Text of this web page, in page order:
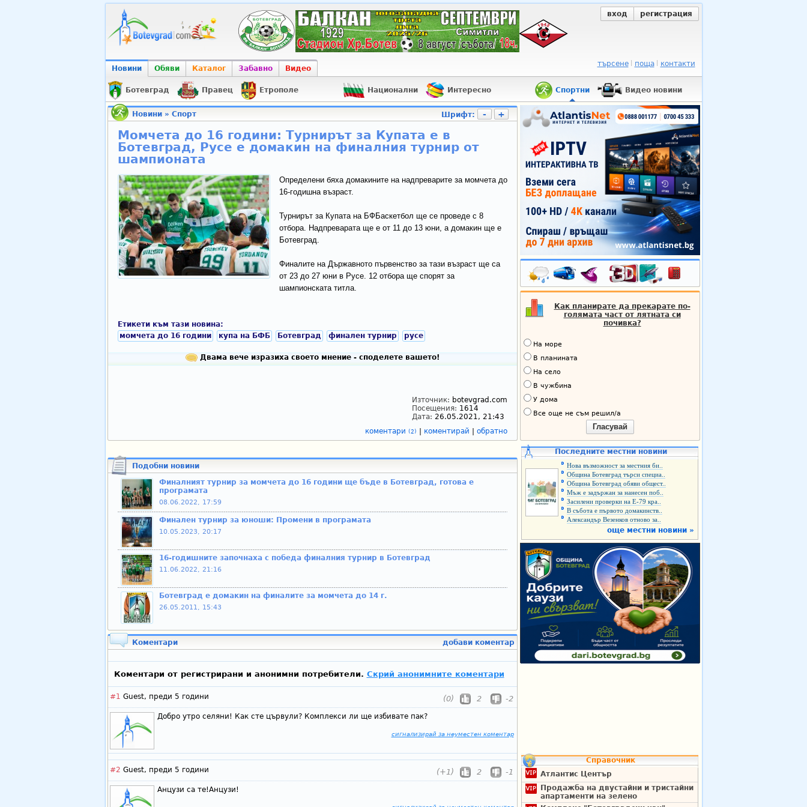
вход регистрация
Новини Обяви Каталог Забавно Видео
търсене поща контакти
Ботевград Правец Етрополе Национални Интересно Спортни Видео новини
Новини» Спорт Шрифт: - +
Момчета до 16 години: Турнирът за Купата е в
Ботевград, Русе е домакин на финалния турнир от
шампионата
Определени бяха домакините на надпреварите за момчета до
16-годишна възраст.
Турнирът за Купата на БФБаскетбол ще се проведе с 8
отбора. Надпреварата ще е от 11 до 13 юни, а домакин ще е
Ботевград.
Финалите на Държавното първенство за тази възраст ще са
от 23 до 27 юни в Русе. 12 отбора ще спорят за
шампионската титла.
Етикети към тази новина:
момчета до 16 години
купа на БФБ Ботевград финален турнир русе
Двама вече изразиха своето мнение - споделете вашето!
Източник: botevgrad.com
Посещения: 1614
Дата: 26.05.2021, 21:43
коментари (2) коментирай обратно
Подобни новини
Финалният турнир за момчета до 16 години ще бъде в Ботевград, готова е
програмата
08.06.2022, 17:59
Финален турнир за юноши: Промени в програмата
10.05.2023, 20:17
16-годишните започнаха с победа финалния турнир в Ботевград
11.06.2022, 21:16
Ботевград е домакин на финалите за момчета до 14 г.
26.05.2011, 15:43
Коментари добави коментар
Коментари от регистрирани и анонимни потребители. Скрий анонимните коментари
#1 Guest, преди 5 години (0) 2 -2
Добро утро селяни! Как сте цървули? Комплекси ли ще избивате пак?
сигнализирай за неуместен коментар
#2 Guest, преди 5 години (+1) 2 -1
Анцузи са те!Анцузи!
Как планирате да прекарате по-
голямата част от лятната си
почивка?
На море
В планината
На село
В чужбина
У дома
Все още не съм решил/а
Гласувай
Последните местни новини
Нова възможност за местния би..
Община Ботевград търси специа..
Община Ботевград обяви общест..
Мъж е задържан за нанесен поб..
Засилени проверки на Е-79 кра..
В събота е първото домакинств..
Александър Везенков отново за..
още местни новини »
Справочник
Атлантис Център
Продажба на двустайни и тристайни
апартаменти на зелено